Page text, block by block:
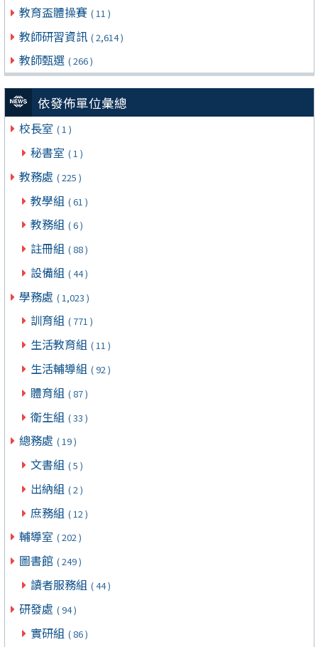
教育盃體操賽 ( 11 )
教師研習資訊 ( 2,614 )
教師甄選 ( 266 )
依發佈單位彙總
校長室 ( 1 )
秘書室 ( 1 )
教務處 ( 225 )
教學組 ( 61 )
教務組 ( 6 )
註冊組 ( 88 )
設備組 ( 44 )
學務處 ( 1,023 )
訓育組 ( 771 )
生活教育組 ( 11 )
生活輔導組 ( 92 )
體育組 ( 87 )
衛生組 ( 33 )
總務處 ( 19 )
文書組 ( 5 )
出納組 ( 2 )
庶務組 ( 12 )
輔導室 ( 202 )
圖書館 ( 249 )
讀者服務組 ( 44 )
研發處 ( 94 )
實研組 ( 86 )